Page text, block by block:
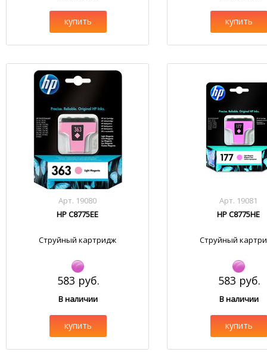
купить купить
Арт. 19080
HP C8775EE
Струйный картридж
583 руб.
В наличии
купить
Арт. 19081
HP C8775HE
Струйный
583 руб.
В наличии
купить